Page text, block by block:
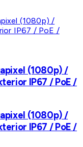
(1080p) /
IP67 / PoE /
(1080p) /
IP67 / PoE /